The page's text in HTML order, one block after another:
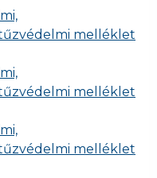
melléklet
melléklet
melléklet